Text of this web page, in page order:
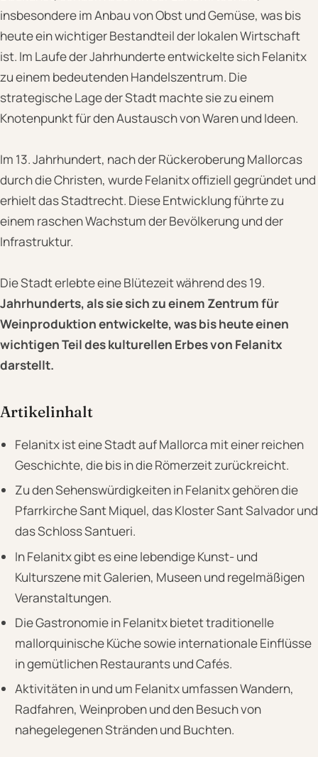
insbesondere im Anbau von Obst und Gemüse, was bis
heute ein wichtiger Bestandteil der lokalen Wirtschaft
ist. Im Laufe der Jahrhunderte entwickelte sich Felanitx
zu einem bedeutenden Handelszentrum. Die
strategische Lage der Stadt machte sie zu einem
Knotenpunkt für den Austausch von Waren und Ideen.
Im 13. Jahrhundert, nach der Rückeroberung Mallorcas
durch die Christen, wurde Felanitx offiziell gegründet und
erhielt das Stadtrecht. Diese Entwicklung führte zu
einem raschen Wachstum der Bevölkerung und der
Infrastruktur.
Die Stadt erlebte eine Blütezeit während des 19.
Jahrhunderts, als sie sich zu einem Zentrum für
Weinproduktion entwickelte, was bis heute einen
wichtigen Teil des kulturellen Erbes von Felanitx
darstellt.
Artikelinhalt
Felanitx ist eine Stadt auf Mallorca mit einer reichen
Geschichte, die bis in die Römerzeit zurückreicht.
Zu den Sehenswürdigkeiten in Felanitx gehören die
Pfarrkirche Sant Miquel, das Kloster Sant Salvador und
das Schloss Santueri.
In Felanitx gibt es eine lebendige Kunst- und
Kulturszene mit Galerien, Museen und regelmäßigen
Veranstaltungen.
Die Gastronomie in Felanitx bietet traditionelle
mallorquinische Küche sowie internationale Einflüsse
in gemütlichen Restaurants und Cafés.
Aktivitäten in und um Felanitx umfassen Wandern,
Radfahren, Weinproben und den Besuch von
nahegelegenen Stränden und Buchten.